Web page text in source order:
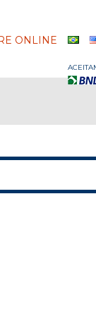
ONLINE